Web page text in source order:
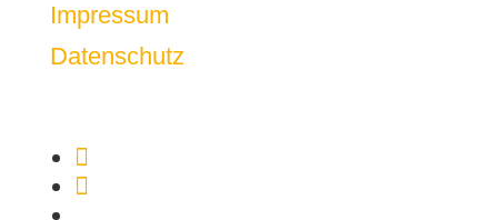
Impressum
Datenschutz
Folgen